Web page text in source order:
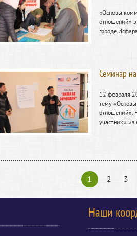
«Основы
отношений»
городе
Семинар
12 февраля
тему
отношений».
участники
1 2 3
Наши